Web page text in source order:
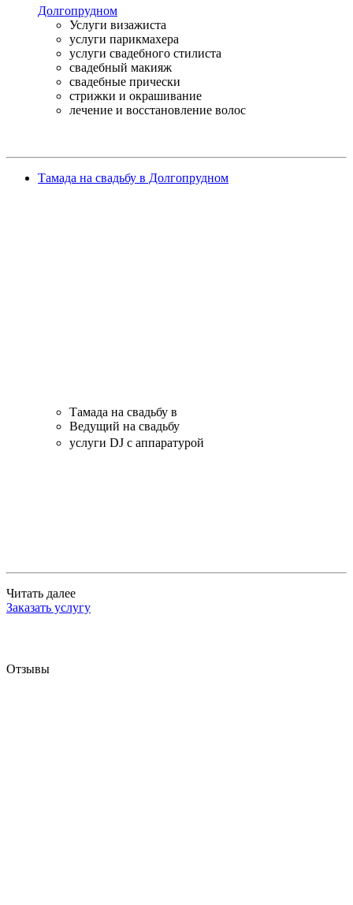
Долгопрудном
Услуги визажиста
услуги парикмахера
услуги свадебного стилиста
свадебный макияж
свадебные прически
стрижки и окрашивание
лечение и восстановление волос
Тамада на свадьбу в Долгопрудном
Тамада на свадьбу в
Ведущий на свадьбу
услуги DJ с аппаратурой
Читать далее
Заказать услугу
Отзывы